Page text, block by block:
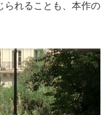
られることも、本作の